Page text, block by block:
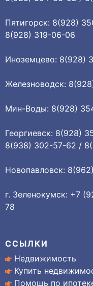
Пятигорск: 8(928)
8(928) 319-06-06
Иноземцево: 8(928)
Железноводск:
Мин-Воды: 8(928)
Георгиевск: 8(928)
8(938) 302-57-62 /
Новопавловск:
г. Зеленокумск: +7
78
ССЫЛКИ
Недвижимость
Купить
Помощь по